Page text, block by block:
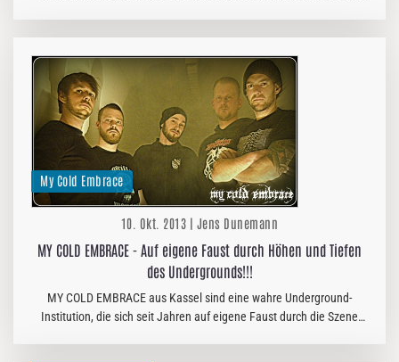
My Cold Embrace
10. Okt. 2013 | Jens Dunemann
MY COLD EMBRACE - Auf eigene Faust durch Höhen und Tiefen
des Undergrounds!!!
MY COLD EMBRACE aus Kassel sind eine wahre Underground-
Institution, die sich seit Jahren auf eigene Faust durch die Szene